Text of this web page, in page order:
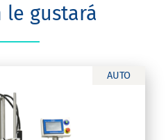
le gustará
AUTO